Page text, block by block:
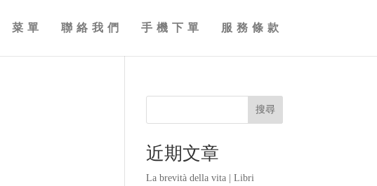
菜單 聯絡我們 手機下單 服務條款
搜尋
近期文章
La brevità della vita | Libri